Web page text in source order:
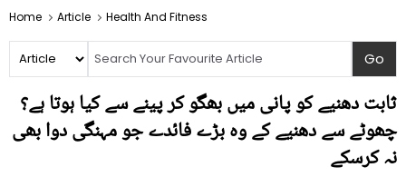
Home Article Health And Fitness
ثابت دھنیے کو پانی میں بھگو کر پینے سے کیا ہوتا ہے؟
چھوٹے سے دھنیے کے وہ بڑے فائدے جو مہنگی دوا بھی
نہ کرسکے